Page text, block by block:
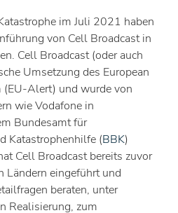
im Juli 2021 haben
von Cell Broadcast in
Cell Broadcast (oder auch
Umsetzung des European
Alert) und wurde von
wie Vodafone in
Bundesamt für
Katastrophenhilfe (BBK)
Cell Broadcast bereits zuvor
Ländern eingeführt und
beraten, unter
Realisierung, zum